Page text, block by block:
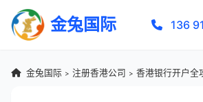
金兔国际 136
金兔国际 > 注册香港公司 > 香港银行开户全